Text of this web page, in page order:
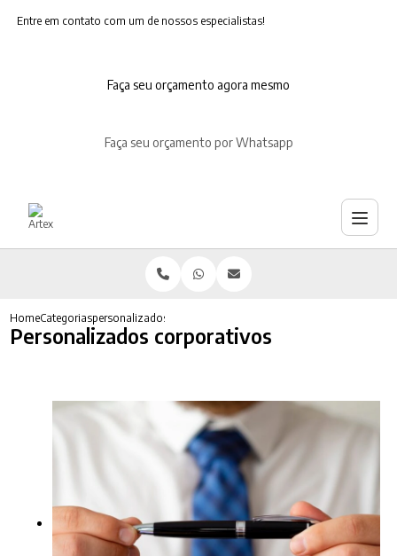
Entre em contato com um de nossos especialistas!
Faça seu orçamento agora mesmo
Faça seu orçamento por Whatsapp
HomeCategoriaspersonalizados corporativos
Personalizados corporativos